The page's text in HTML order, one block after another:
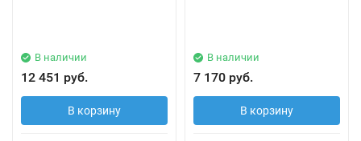
В наличии
12 451 руб.
В корзину
В наличии
7 170 руб.
В корзину